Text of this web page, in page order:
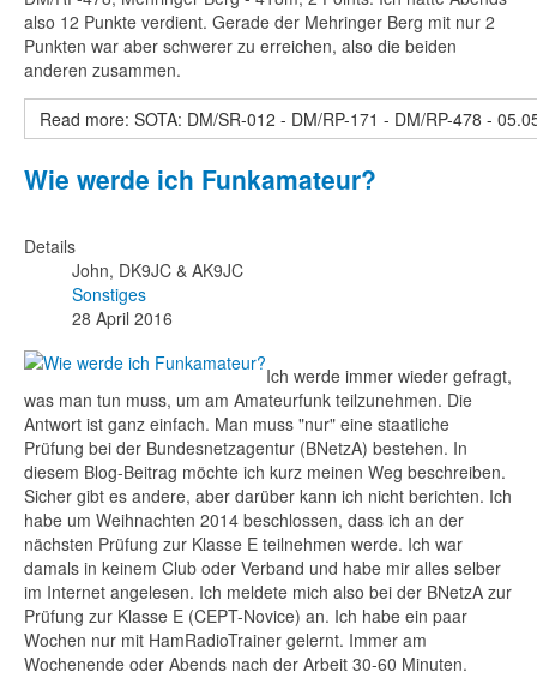
also 12 Punkte verdient. Gerade der Mehringer Berg mit nur 2
Punkten war aber schwerer zu erreichen, also die beiden
anderen zusammen.
Read more: SOTA: DM/SR-012 - DM/RP-171 - DM/RP-478 -
Wie werde ich Funkamateur?
Details
John, DK9JC & AK9JC
Sonstiges
28 April 2016
Ich werde immer wieder gefragt,
was man tun muss, um am Amateurfunk teilzunehmen. Die
Antwort ist ganz einfach. Man muss "nur" eine staatliche
Prüfung bei der Bundesnetzagentur (BNetzA) bestehen. In
diesem Blog-Beitrag möchte ich kurz meinen Weg beschreiben.
Sicher gibt es andere, aber darüber kann ich nicht berichten. Ich
habe um Weihnachten 2014 beschlossen, dass ich an der
nächsten Prüfung zur Klasse E teilnehmen werde. Ich war
damals in keinem Club oder Verband und habe mir alles selber
im Internet angelesen. Ich meldete mich also bei der BNetzA zur
Prüfung zur Klasse E (CEPT-Novice) an. Ich habe ein paar
Wochen nur mit HamRadioTrainer gelernt. Immer am
Wochenende oder Abends nach der Arbeit 30-60 Minuten.